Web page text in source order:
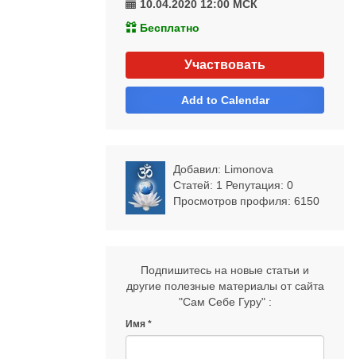
10.04.2020 12:00 МСК
Бесплатно
Участвовать
Add to Calendar
Добавил: Limonova
Статей: 1 Репутация: 0
Просмотров профиля: 6150
Подпишитесь на новые статьи и
другие полезные материалы от сайта
"Сам Себе Гуру" :
Имя